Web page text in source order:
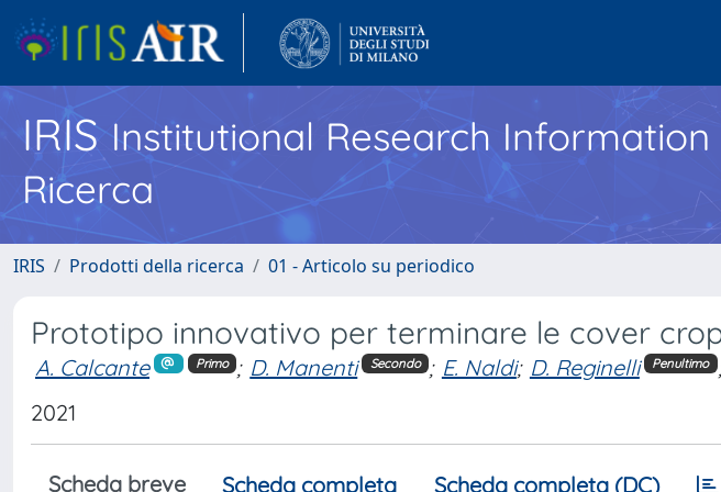
IRISInstitutional Research Information
Ricerca
IRIS Prodotti della ricerca 01 - Articolo su periodico
Prototipo innovativo per terminare le cover
A. Calcante Primo ; D. Manenti Secondo ; E. Naldi; D. Reginelli Penultimo ;
2021
Scheda breve Scheda completa Scheda completa (DC)